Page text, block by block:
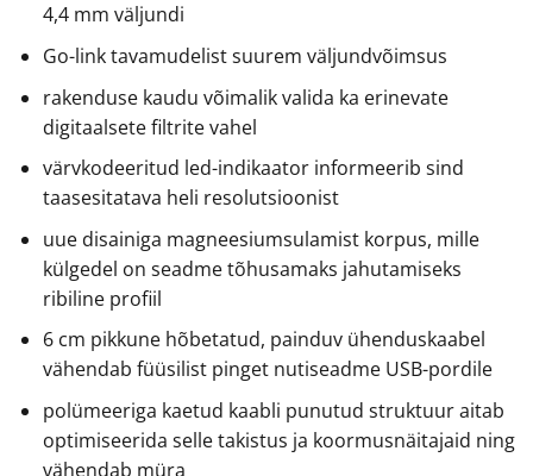
4,4 mm väljundi
Go-link tavamudelist suurem väljundvõimsus
rakenduse kaudu võimalik valida ka erinevate
digitaalsete filtrite vahel
värvkodeeritud led-indikaator informeerib sind
taasesitatava heli resolutsioonist
uue disainiga magneesiumsulamist korpus, mille
külgedel on seadme tõhusamaks jahutamiseks
ribiline profiil
6 cm pikkune hõbetatud, painduv ühenduskaabel
vähendab füüsilist pinget nutiseadme USB-pordile
polümeeriga kaetud kaabli punutud struktuur aitab
optimiseerida selle takistus ja koormusnäitajaid ning
vähendab müra